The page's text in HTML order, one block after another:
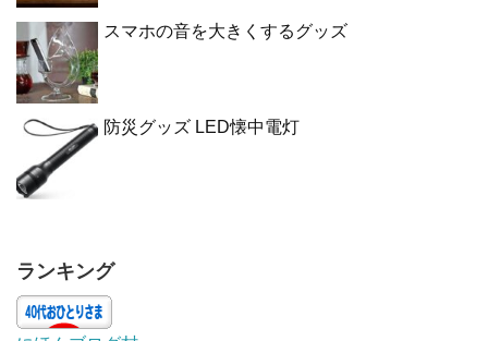
スマホの音を大きくするグッズ
防災グッズ LED懐中電灯
ランキング